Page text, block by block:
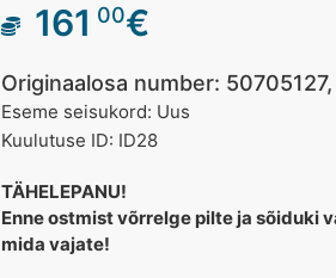
161 00€
Originaalosa number:
Eseme seisukord: Uus
Kuulutuse ID: ID28
TÄHELEPANU!
Enne ostmist võrrelge pilte ja sõiduki
mida vajate!